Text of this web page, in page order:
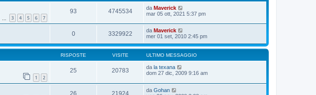
3 4 5 6 7
93 4745534 da Maverick
mar 05 ott, 2021 5:37 pm
0 3329922 da Maverick
mer 01 set, 2010 2:45 pm
RISPOSTE VISITE ULTIMO MESSAGGIO
1 2
25 20783 da la texana
dom 27 dic, 2009 9:16 am
26 21924 da Gohan